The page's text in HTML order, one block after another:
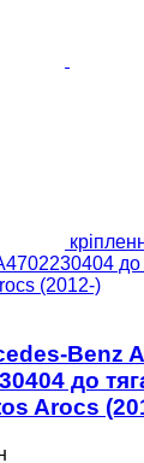
(2012-)
Benz
до
Arocs